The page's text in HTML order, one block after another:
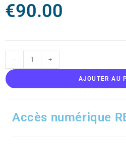
€90.00
- +
AJOUTER AU
Accès numérique